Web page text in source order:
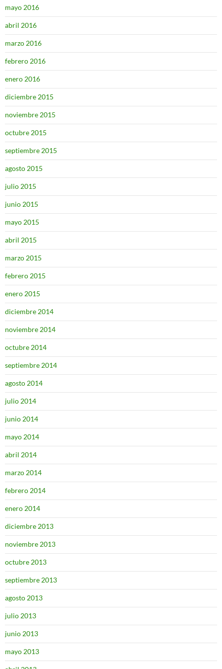
mayo 2016
abril 2016
marzo 2016
febrero 2016
enero 2016
diciembre 2015
noviembre 2015
octubre 2015
septiembre 2015
agosto 2015
julio 2015
junio 2015
mayo 2015
abril 2015
marzo 2015
febrero 2015
enero 2015
diciembre 2014
noviembre 2014
octubre 2014
septiembre 2014
agosto 2014
julio 2014
junio 2014
mayo 2014
abril 2014
marzo 2014
febrero 2014
enero 2014
diciembre 2013
noviembre 2013
octubre 2013
septiembre 2013
agosto 2013
julio 2013
junio 2013
mayo 2013